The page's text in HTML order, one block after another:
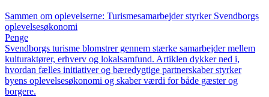
Sammen om oplevelserne: Turismesamarbejder styrker Svendborgs
oplevelsesøkonomi
Penge
Svendborgs turisme blomstrer gennem stærke samarbejder mellem
kulturaktører, erhverv og lokalsamfund. Artiklen dykker ned i,
hvordan fælles initiativer og bæredygtige partnerskaber styrker
byens oplevelsesøkonomi og skaber værdi for både gæster og
borgere.